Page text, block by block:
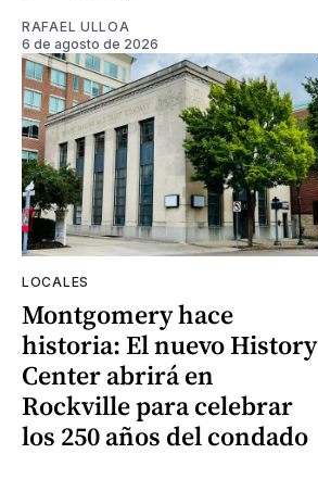
RAFAEL ULLOA
6 de agosto de 2026
LOCALES
Montgomery hace
historia: El nuevo History
Center abrirá en
Rockville para celebrar
los 250 años del condado